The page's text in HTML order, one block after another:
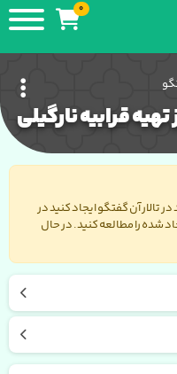
0
قرابیه نارگیلی
تالار آن گفتگو ایجاد کنید در
شده را مطالعه کنید. در حال